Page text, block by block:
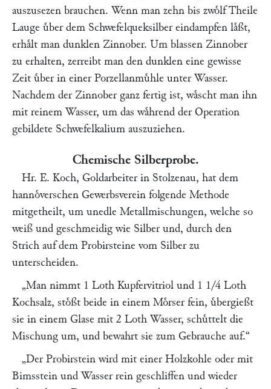
auszusezen brauchen. Wenn man zehn bis zwoͤlf Theile
Lauge uͤber dem Schwefelqueksilber eindampfen laͤßt,
erhaͤlt man dunklen Zinnober. Um blassen Zinnober
zu erhalten, zerreibt man den dunklen eine gewisse
Zeit uͤber in einer Porzellanmuͤhle unter Wasser.
Nachdem der Zinnober ganz fertig ist, waͤscht man ihn
mit reinem Wasser, um das waͤhrend der Operation
gebildete Schwefelkalium auszuziehen.
Chemische Silberprobe.
Hr. E. Koch, Goldarbeiter in Stolzenau, hat dem
hannoͤverschen Gewerbsverein folgende Methode
mitgetheilt, um unedle Metallmischungen, welche so
weiß und geschmeidig wie Silber und, durch den
Strich auf dem Probirsteine vom Silber zu
unterscheiden.
„Man nimmt 1 Loth Kupfervitriol und 1 1/4 Loth
Kochsalz, stoͤßt beide in einem Moͤrser fein, uͤbergießt
sie in einem Glase mit 2 Loth Wasser, schuͤttelt die
Mischung um, und bewahrt sie zum Gebrauche auf.“
„Der Probirstein wird mit einer Holzkohle oder mit
Bimsstein und Wasser rein geschliffen und wieder